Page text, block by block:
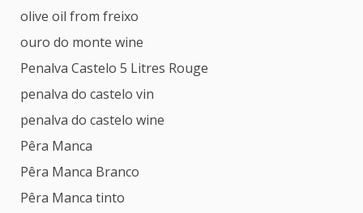
olive oil from freixo
ouro do monte wine
Penalva Castelo 5 Litres Rouge
penalva do castelo vin
penalva do castelo wine
Pêra Manca
Pêra Manca Branco
Pêra Manca tinto